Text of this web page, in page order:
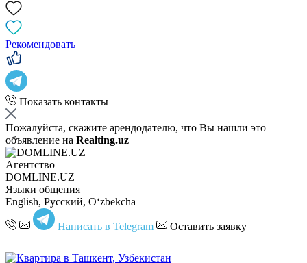
Рекомендовать
Показать контакты
Пожалуйста, скажите арендодателю, что Вы нашли это
объявление на Realting.uz
Агентство
DOMLINE.UZ
Языки общения
English, Русский, Oʻzbekcha
Написать в Telegram Оставить заявку